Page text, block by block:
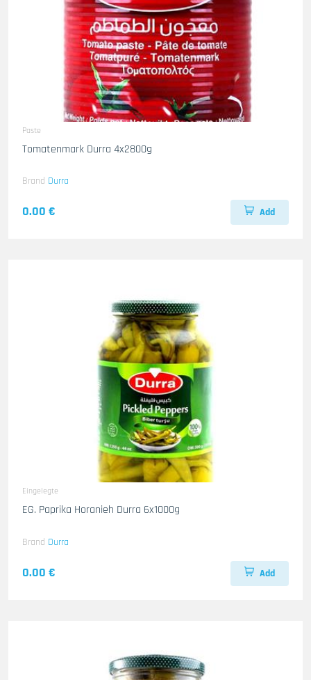
Paste
Tomatenmark Durra 4x2800g
Brand Durra
0.00 € Add
Eingelegte
EG. Paprika Horanieh Durra 6x1000g
Brand Durra
0.00 € Add